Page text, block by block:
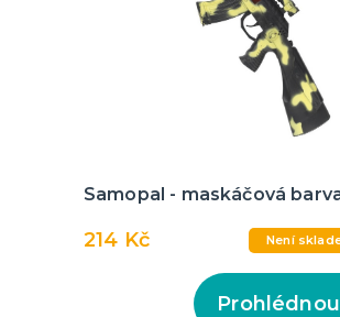
Samopal - maskáčová
214 Kč Není